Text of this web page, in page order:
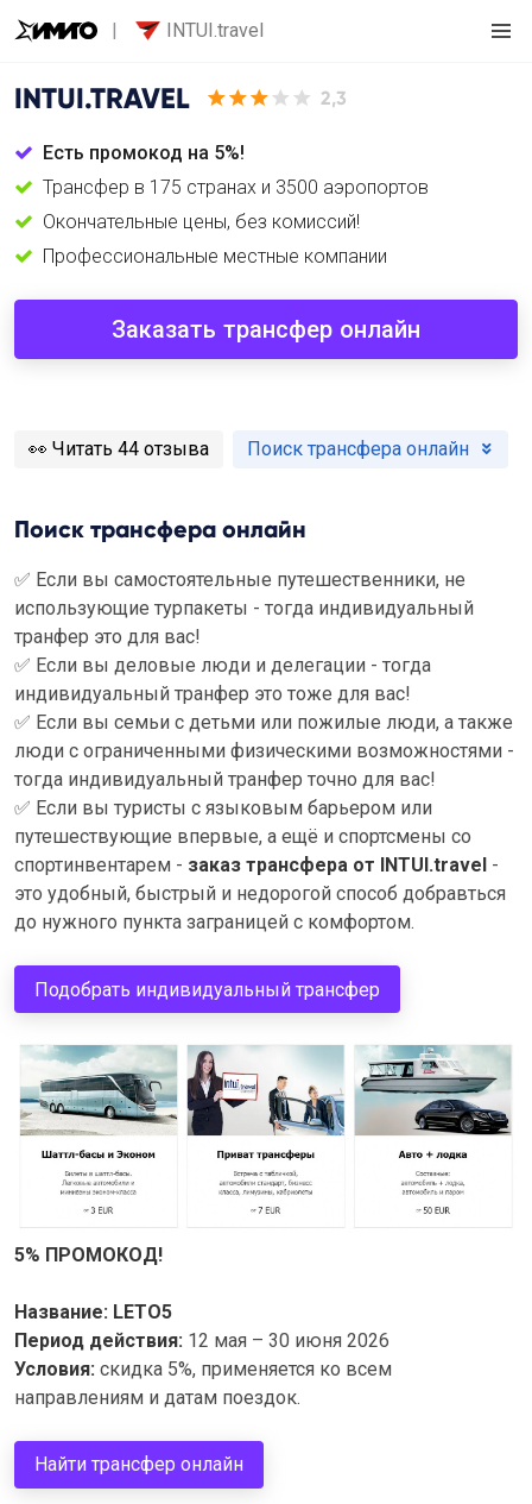
INTUI.travel
INTUI.TRAVEL 2,3
Есть промокод на 5%!
Трансфер в 175 странах и 3500 аэропортов
Окончательные цены, без комиссий!
Профессиональные местные компании
Заказать трансфер онлайн
️👀 Читать 44 отзыва Поиск трансфера онлайн
Поиск трансфера онлайн
✅ Если вы самостоятельные путешественники, не
использующие турпакеты - тогда индивидуальный
транфер это для вас!
✅ Если вы деловые люди и делегации - тогда
индивидуальный транфер это тоже для вас!
✅ Если вы семьи с детьми или пожилые люди, а также
люди с ограниченными физическими возможностями -
тогда индивидуальный транфер точно для вас!
✅ Если вы туристы с языковым барьером или
путешествующие впервые, а ещё и спортсмены со
спортинвентарем - заказ трансфера от INTUI.travel -
это удобный, быстрый и недорогой способ добравться
до нужного пункта заграницей с комфортом.
Подобрать индивидуальный трансфер
5% ПРОМОКОД!
Название: LETO5
Период действия: 12 мая – 30 июня 2026
Условия: скидка 5%, применяется ко всем
направлениям и датам поездок.
Найти трансфер онлайн